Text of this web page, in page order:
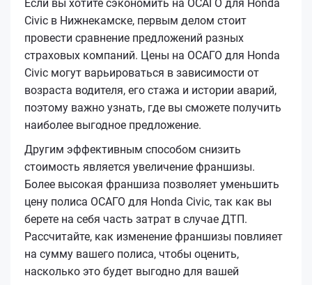
Если вы хотите сэкономить на ОСАГО для Honda
Civic в Нижнекамске, первым делом стоит
провести сравнение предложений разных
страховых компаний. Цены на ОСАГО для Honda
Civic могут варьироваться в зависимости от
возраста водителя, его стажа и истории аварий,
поэтому важно узнать, где вы сможете получить
наиболее выгодное предложение.
Другим эффективным способом снизить
стоимость является увеличение франшизы.
Более высокая франшиза позволяет уменьшить
цену полиса ОСАГО для Honda Civic, так как вы
берете на себя часть затрат в случае ДТП.
Рассчитайте, как изменение франшизы повлияет
на сумму вашего полиса, чтобы оценить,
насколько это будет выгодно для вашей